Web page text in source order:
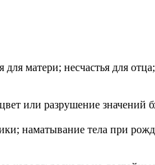
матери; несчастья для
или разрушение значений
наматывание тела при